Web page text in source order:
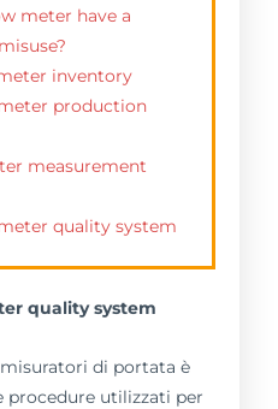
meter have a
inventory
production
measurement
quality system
quality system
di portata è
procedure utilizzati per